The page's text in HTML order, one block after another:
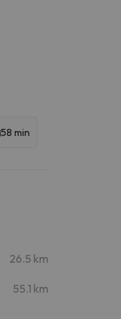
58 min
26.5 km
55.1 km